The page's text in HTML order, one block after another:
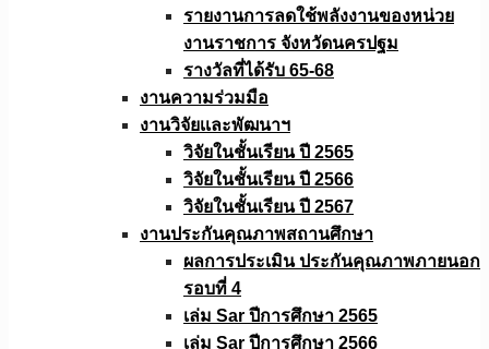
รายงานการลดใช้พลังงานของหน่วย
งานราชการ จังหวัดนครปฐม
รางวัลที่ได้รับ 65-68
งานความร่วมมือ
งานวิจัยเเละพัฒนาฯ
วิจัยในชั้นเรียน ปี 2565
วิจัยในชั้นเรียน ปี 2566
วิจัยในชั้นเรียน ปี 2567
งานประกันคุณภาพสถานศึกษา
ผลการประเมิน ประกันคุณภาพภายนอก
รอบที่ 4
เล่ม Sar ปีการศึกษา 2565
เล่ม Sar ปีการศึกษา 2566